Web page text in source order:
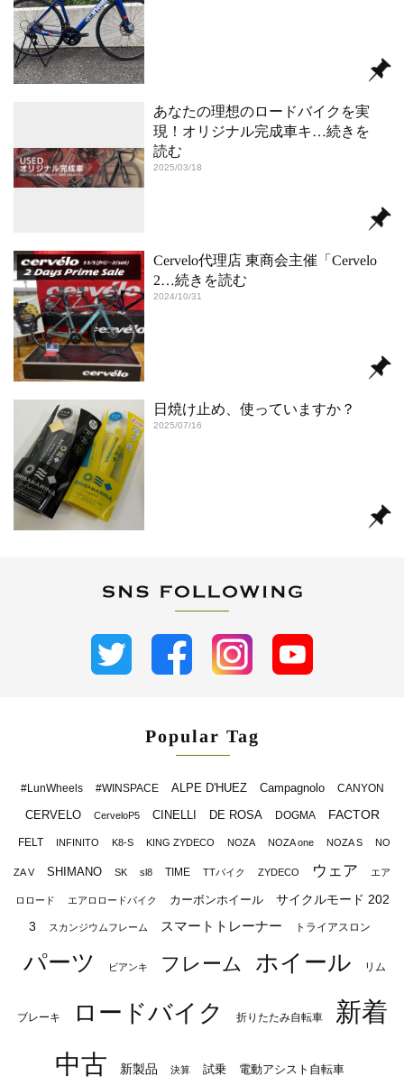
あなたの理想のロードバイクを実
現！オリジナル完成車キ …続きを
読む
2025/03/18
Cervelo代理店 東商会主催「Cervelo
2…続きを読む
2024/10/31
日焼け止め、使っていますか？
2025/07/16
Popular Tag
#LunWheels #WINSPACE ALPE D'HUEZ Campagnolo CANYON
CERVELO CerveloP5 CINELLI DE ROSA DOGMA FACTOR
FELT INFINITO K8-S KING ZYDECO NOZA NOZA one NOZA S NO
ZA V SHIMANO SK sl8 TIME TTバイク ZYDECO ウェア エア
ロロード エアロロードバイク カーボンホイール
サイクルモード 202
3
スカンジウムフレーム スマートトレーナー トライアスロン
パーツ ビアンキ フレーム ホイール リム
ブレーキ ロードバイク 折りたたみ自転車
新着
中古
新製品 決算 試乗 電動アシスト自転車